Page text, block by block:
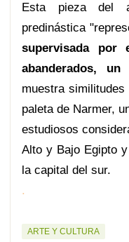
Esta pieza del
predinástica
supervisada por
abanderados,
muestra
paleta de Narmer,
estudiosos
Alto y Bajo Egipto
la capital del sur.
.
ARTE Y CULTURA